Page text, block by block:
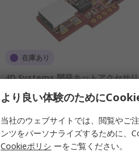
在庫あり
4D Systems 開発キットアクセサリ
PA5-II
メーカー型番 uUSB-PA5-II
1個小計：
￥4,258.00 (税抜) ￥
より良い体験のために
当社のウェブサイトでは、閲覧やご
ンツをパーソナライズするために、
Cookieポリシ ーをご覧ください。